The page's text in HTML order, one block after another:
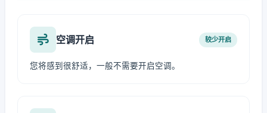
空调开启 较少开启
您将感到很舒适，一般不需要开启空调。